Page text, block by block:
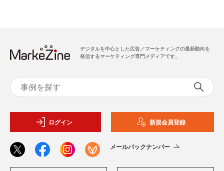
デジタルを中心とした広告／マーケティングの最新動向を
発信するマーケティング専門メディアです。
ログイン 新規会員登録
メールバックナンバー